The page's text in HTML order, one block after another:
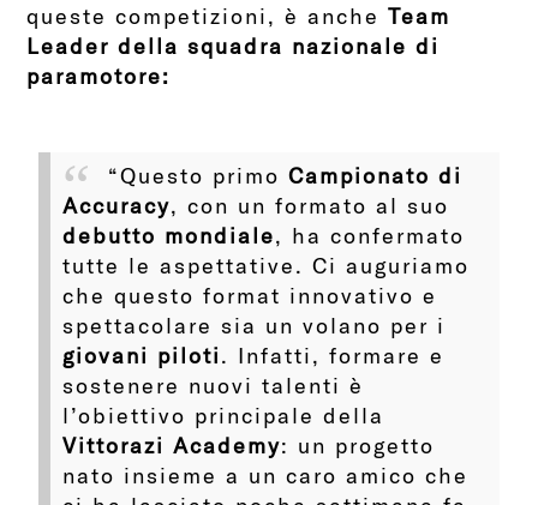
queste competizioni, è ancheTeam
Leader della squadra nazionale di
paramotore:
“Questo primoCampionato di
Accuracy, con un formato al suo
debutto mondiale, ha confermato
tutte le aspettative. Ci auguriamo
che questo format innovativo e
spettacolare sia un volano per i
giovani piloti. Infatti, formare e
sostenere nuovi talenti è
l’obiettivo principale della
Vittorazi Academy: un progetto
nato insieme a un caro amico che